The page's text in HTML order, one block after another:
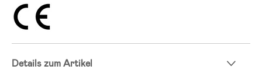
Details zum Artikel